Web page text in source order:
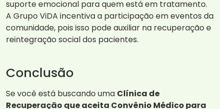
suporte emocional para quem está em tratamento.
A Grupo ViDA incentiva a participação em eventos da
comunidade, pois isso pode auxiliar na recuperação e
reintegração social dos pacientes.
Conclusão
Se você está buscando uma Clínica de
Recuperação que aceita Convênio Médico para